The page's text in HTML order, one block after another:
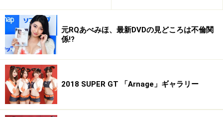
元RQあべみほ、最新DVDの見どころは不倫関
係!?
2018 SUPER GT 「Arnage」ギャラリー